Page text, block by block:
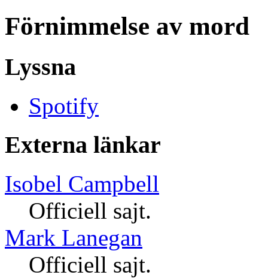
Förnimmelse av mord
Lyssna
Spotify
Externa länkar
Isobel Campbell
Officiell sajt.
Mark Lanegan
Officiell sajt.